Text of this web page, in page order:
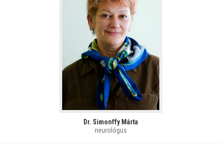
Dr. Simonffy Márta
neurológus